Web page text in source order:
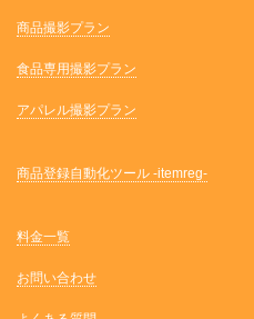
商品撮影プラン
食品専用撮影プラン
アパレル撮影プラン
商品登録自動化ツール -itemreg-
料金一覧
お問い合わせ